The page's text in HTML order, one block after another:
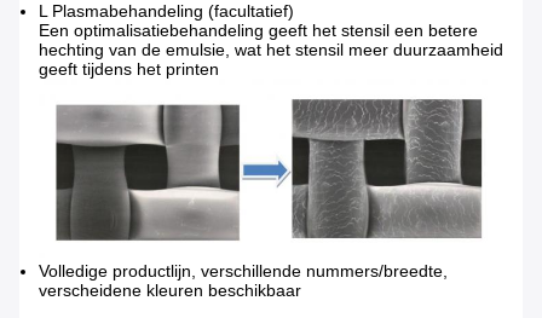
L Plasmabehandeling (facultatief)
Een optimalisatiebehandeling geeft het stensil een betere
hechting van de emulsie, wat het stensil meer duurzaamheid
geeft tijdens het printen
Volledige productlijn, verschillende nummers/breedte,
verscheidene kleuren beschikbaar